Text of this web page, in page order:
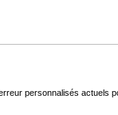
personnalisés actuels